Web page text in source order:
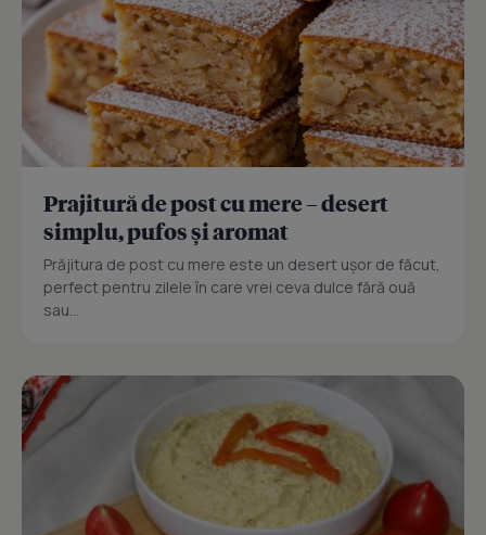
Prajitură de post cu mere – desert
simplu, pufos și aromat
Prăjitura de post cu mere este un desert ușor de făcut,
perfect pentru zilele în care vrei ceva dulce fără ouă
sau...